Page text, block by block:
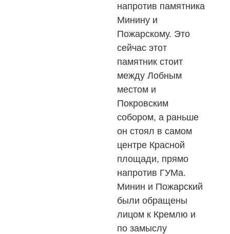
напротив памятника
Минину и
Пожарскому. Это
сейчас этот
памятник стоит
между Лобным
местом и
Покровским
собором, а раньше
он стоял в самом
центре Красной
площади, прямо
напротив ГУМа.
Минин и Пожарский
были обращены
лицом к Кремлю и
по замыслу